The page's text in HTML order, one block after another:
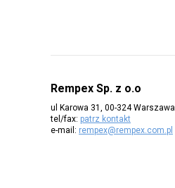
Rempex Sp. z o.o
ul Karowa 31, 00-324 Warszawa
tel/fax: patrz kontakt
e-mail: rempex@rempex.com.pl